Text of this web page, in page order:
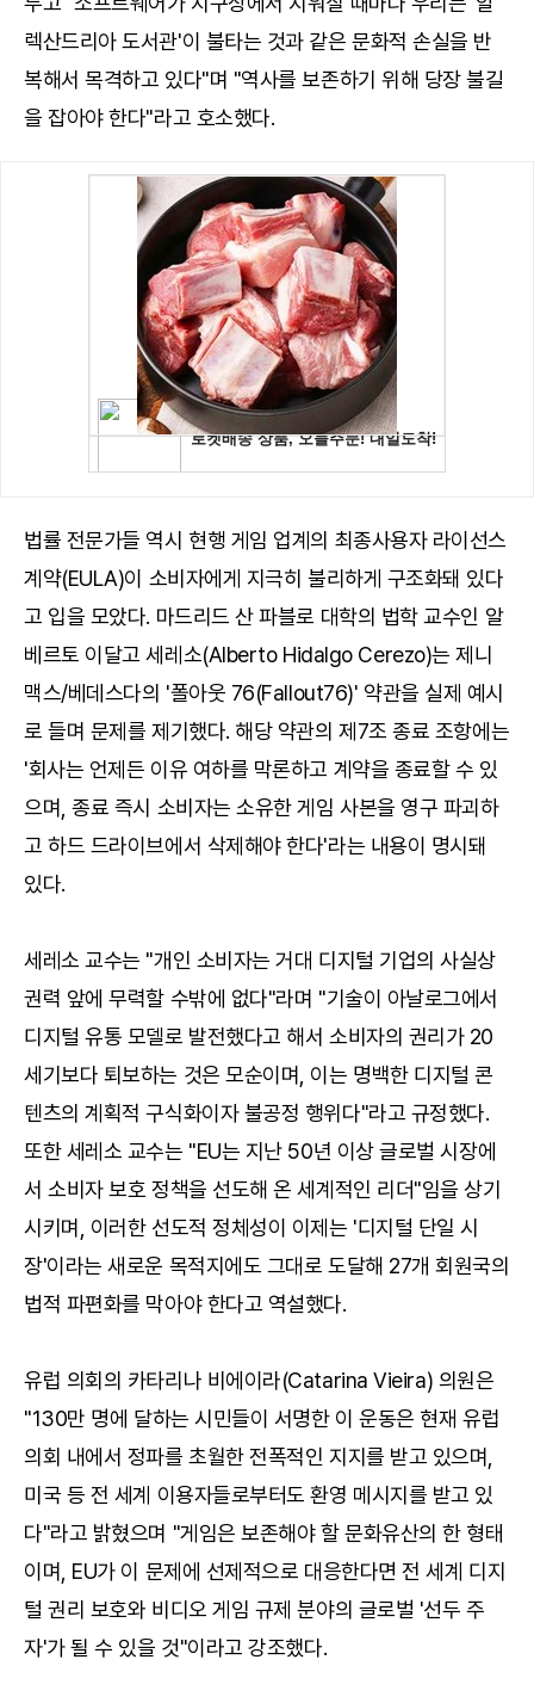
렉산드리아 도서관'이 불타는 것과 같은 문화적 손실을 반
복해서 목격하고 있다"며 "역사를 보존하기 위해 당장 불길
을 잡아야 한다"라고 호소했다.
법률 전문가들 역시 현행 게임 업계의 최종사용자 라이선스
계약(EULA)이 소비자에게 지극히 불리하게 구조화돼 있다
고 입을 모았다. 마드리드 산 파블로 대학의 법학 교수인 알
베르토 이달고 세레소(Alberto Hidalgo Cerezo)는 제니
맥스/베데스다의 '폴아웃 76(Fallout76)' 약관을 실제 예시
로 들며 문제를 제기했다. 해당 약관의 제7조 종료 조항에는
'회사는 언제든 이유 여하를 막론하고 계약을 종료할 수 있
으며, 종료 즉시 소비자는 소유한 게임 사본을 영구 파괴하
고 하드 드라이브에서 삭제해야 한다'라는 내용이 명시돼
있다.
세레소 교수는 "개인 소비자는 거대 디지털 기업의 사실상
권력 앞에 무력할 수밖에 없다"라며 "기술이 아날로그에서
디지털 유통 모델로 발전했다고 해서 소비자의 권리가 20
세기보다 퇴보하는 것은 모순이며, 이는 명백한 디지털 콘
텐츠의 계획적 구식화이자 불공정 행위다"라고 규정했다.
또한 세레소 교수는 "EU는 지난 50년 이상 글로벌 시장에
서 소비자 보호 정책을 선도해 온 세계적인 리더"임을 상기
시키며, 이러한 선도적 정체성이 이제는 '디지털 단일 시
장'이라는 새로운 목적지에도 그대로 도달해 27개 회원국의
법적 파편화를 막아야 한다고 역설했다.
유럽 의회의 카타리나 비에이라(Catarina Vieira) 의원은
"130만 명에 달하는 시민들이 서명한 이 운동은 현재 유럽
의회 내에서 정파를 초월한 전폭적인 지지를 받고 있으며,
미국 등 전 세계 이용자들로부터도 환영 메시지를 받고 있
다"라고 밝혔으며 "게임은 보존해야 할 문화유산의 한 형태
이며, EU가 이 문제에 선제적으로 대응한다면 전 세계 디지
털 권리 보호와 비디오 게임 규제 분야의 글로벌 '선두 주
자'가 될 수 있을 것"이라고 강조했다.